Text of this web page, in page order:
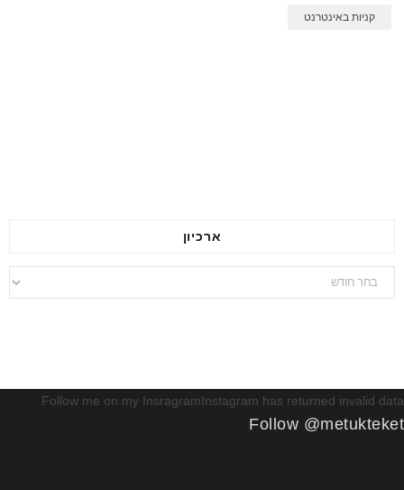
קניות באינטרנט
ארכיון
ארכיון
Follow me on my InsragramInstagram has returned invalid data.
Follow @metukteket